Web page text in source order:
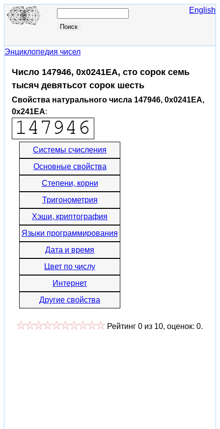
English
Энциклопедия чисел
Число 147946, 0x0241EA, сто сорок семь
тысяч девятьсот сорок шесть
Свойства натурального числа 147946, 0x0241EA,
0x241EA:
Системы счисления
Основные свойства
Степени, корни
Тригонометрия
Хэши, криптография
Языки программирования
Дата и время
Цвет по числу
Интернет
Другие свойства
Рейтинг 0 из 10, оценок: 0.